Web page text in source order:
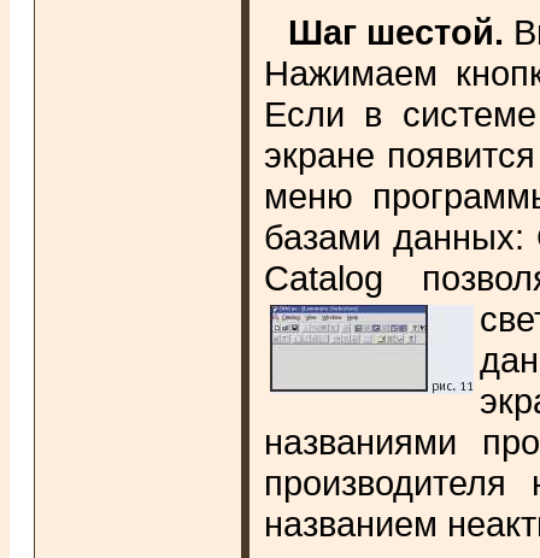
Шаг шестой.
Нажимаем
Если в
экране
меню
базами данных:
Catalog
названиями
названием